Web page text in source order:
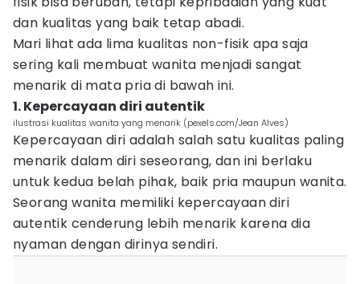
dan kualitas yang baik tetap abadi.
Mari lihat ada lima kualitas non-fisik apa saja
sering kali membuat wanita menjadi sangat
menarik di mata pria di bawah ini.
1. Kepercayaan diri autentik
ilustrasi kualitas wanita yang menarik (pexels.com/Jean Alves)
Kepercayaan diri adalah salah satu kualitas paling
menarik dalam diri seseorang, dan ini berlaku
untuk kedua belah pihak, baik pria maupun wanita.
Seorang wanita memiliki kepercayaan diri
autentik cenderung lebih menarik karena dia
nyaman dengan dirinya sendiri.